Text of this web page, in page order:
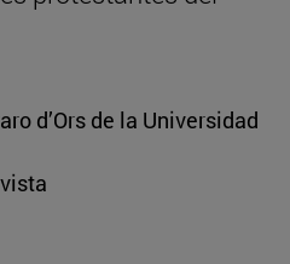
d’Ors de la Universidad